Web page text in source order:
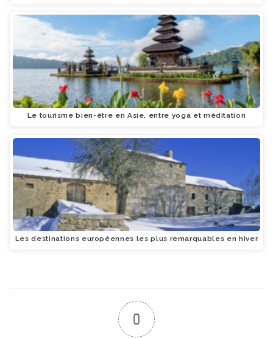
Le tourisme bien-être en Asie, entre yoga et méditation
Les destinations européennes les plus remarquables en hiver
0